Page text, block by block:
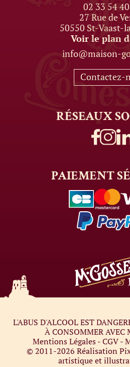
02 33 54
27 Rue de
50550 St-Vaast-
Voir le plan
info@maison-
Contactez-
RÉSEAUX
PAIEMENT
L'ABUS D'ALCOOL EST
À CONSOMMER AVEC
Mentions Légales-CGV-
© 2011-2026 Réalisation
artistique et